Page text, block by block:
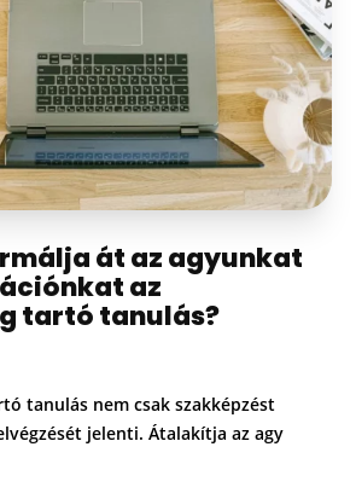
át az agyunkat
az
tartó tanulás?
tanulás nem csak szakképzést
jelenti. Átalakítja az agy